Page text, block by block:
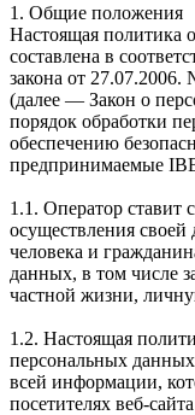
1. Общие положения
Настоящая политика
составлена в
закона от
(далее — Закон о
порядок обработки
обеспечению
предпринимаемые
1.1. Оператор
осуществления своей
человека и
данных, в том числе
частной жизни,
1.2. Настоящая
персональных
всей информации,
посетителях веб-